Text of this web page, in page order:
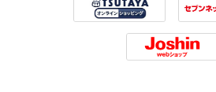
Tsutaya
Joshin